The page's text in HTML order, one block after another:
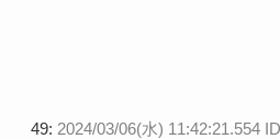
49: 2024/03/06(水) 11:42:21.554